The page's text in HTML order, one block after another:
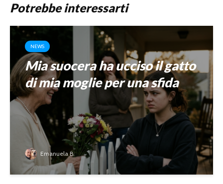
Potrebbe interessarti
NEWS
Mia suocera ha ucciso il gatto
di mia moglie per una sfida
Emanuela B.